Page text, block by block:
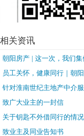
相关资讯
朝阳房产 | 这一次，我们集
员工关怀，健康同行｜朝
针对淮南世纪主地产中介
致广大业主的一封信
关于钥匙不外借同行的情
致业主及同业告知书